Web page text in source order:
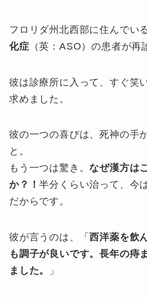
フロリダ州北西部に住んでい
化症 （英：ASO）の患者が再
彼は診療所に入って、すぐ笑
求めました。
彼の一つの喜びは、死神の手
と。
もう一つは驚き。なぜ漢方は
か？！半分くらい治って、今
だからです。
彼が言うのは、「西洋薬を飲
も調子が良いです。長年の痔
ました。
」